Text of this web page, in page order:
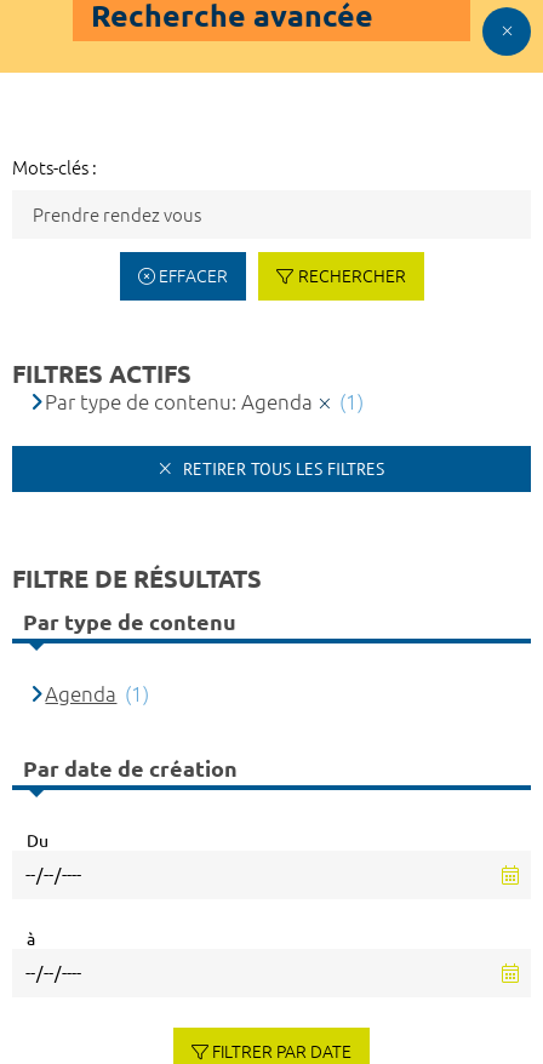
Recherche avancée
Mots-clés :
EFFACER RECHERCHER
FILTRES ACTIFS
Par type de contenu: Agenda (1)
RETIRER TOUS LES FILTRES
FILTRE DE RÉSULTATS
Par type de contenu
Agenda (1)
Par date de création
Du
à
FILTRER PAR DATE